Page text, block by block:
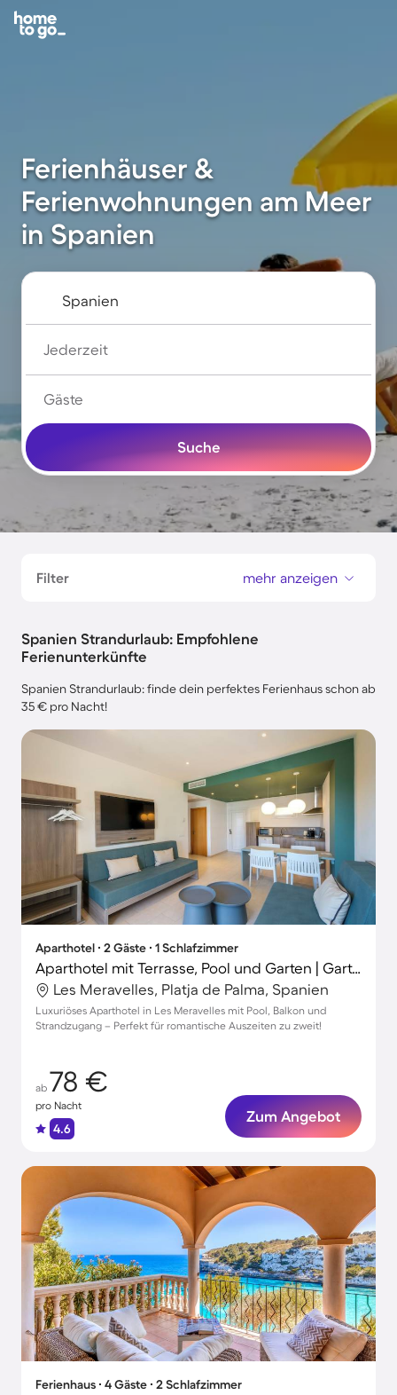
Ferienhäuser &
Ferienwohnungen am Meer
in Spanien
Jederzeit
Gäste
Suche
Filter mehr anzeigen
Spanien Strandurlaub: Empfohlene
Ferienunterkünfte
Spanien Strandurlaub: finde dein perfektes Ferienhaus schon ab
35 € pro Nacht!
Aparthotel ∙ 2 Gäste ∙ 1 Schlafzimmer
Aparthotel mit Terrasse, Pool und Garten | Gartenblick | Ideal für Homeoffice
Les Meravelles, Platja de Palma, Spanien
Luxuriöses Aparthotel in Les Meravelles mit Pool, Balkon und
Strandzugang – Perfekt für romantische Auszeiten zu zweit!
ab 78 €
pro Nacht
4.6
Zum Angebot
Ferienhaus ∙ 4 Gäste ∙ 2 Schlafzimmer